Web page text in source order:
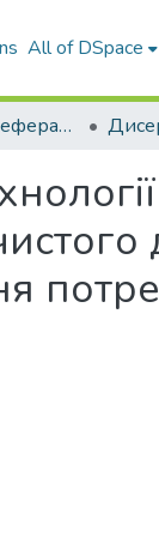
All of DSpace
Дисертації, автореферати, реферати